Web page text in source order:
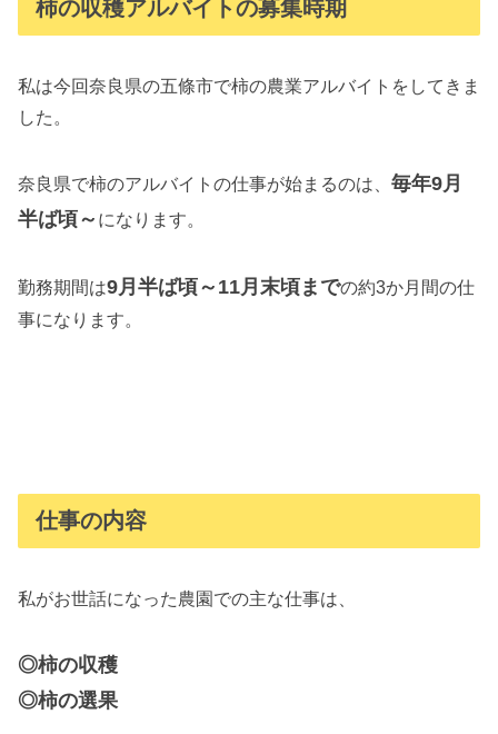
柿の収穫アルバイトの募集時期
私は今回奈良県の五條市で柿の農業アルバイトをしてきま
した。
奈良県で柿のアルバイトの仕事が始まるのは、 毎年9月
半ば頃～ になります。
勤務期間は9月半ば頃～11月末頃までの約3か月間の仕
事になります。
仕事の内容
私がお世話になった農園での主な仕事は、
◎柿の収穫
◎柿の選果